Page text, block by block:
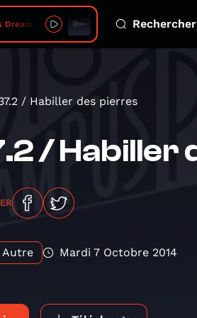
- 2026-08-06 - s05 e04 free greenland
Rechercher
/ Habiller des pierres
/ Habiller
Autre Mardi 7 Octobre 2014